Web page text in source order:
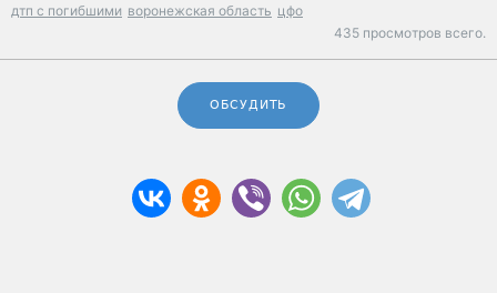
дтп с погибшими воронежская область цфо
435 просмотров всего.
ОБСУДИТЬ